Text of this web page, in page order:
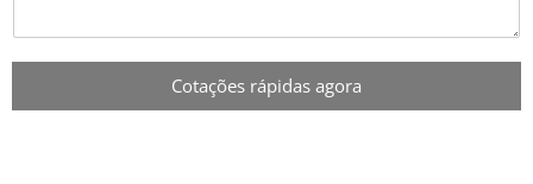
Cotações rápidas agora